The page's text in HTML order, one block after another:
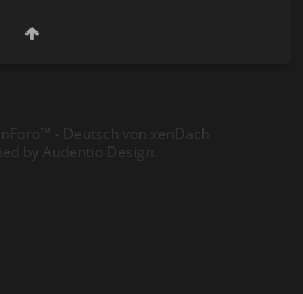
- Deutsch von xenDach
by Audentio Design.